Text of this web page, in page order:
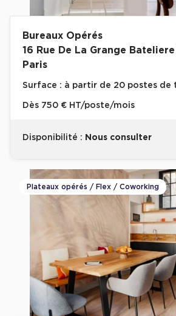
Bureaux Opérés
16 Rue De La Grange
Paris
Surface : à partir de 20 postes de
Dès 750 € HT/poste/mois
Disponibilité : Nous consulter
Plateaux opérés / Flex / Coworking